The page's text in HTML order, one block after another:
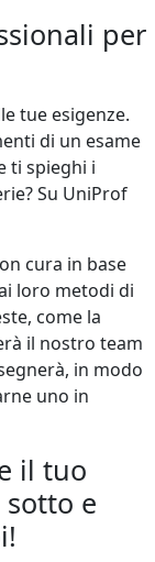
per
tue esigenze.
di un esame
ti spieghi i
Su UniProf
cura in base
loro metodi di
come la
il nostro team
in modo
uno in
il tuo
e